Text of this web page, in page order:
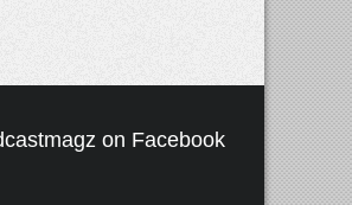
on Facebook